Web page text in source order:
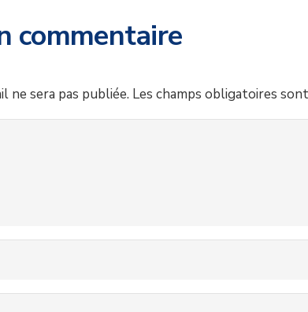
commentaire
ne sera pas publiée. Les champs obligatoires